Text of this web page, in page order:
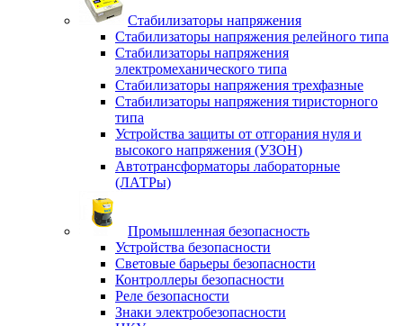
Стабилизаторы напряжения
Стабилизаторы напряжения релейного типа
Стабилизаторы напряжения
электромеханического типа
Стабилизаторы напряжения трехфазные
Стабилизаторы напряжения тиристорного
типа
Устройства защиты от отгорания нуля и
высокого напряжения (УЗОН)
Автотрансформаторы лабораторные
(ЛАТРы)
Промышленная безопасность
Устройства безопасности
Световые барьеры безопасности
Контроллеры безопасности
Реле безопасности
Знаки электробезопасности